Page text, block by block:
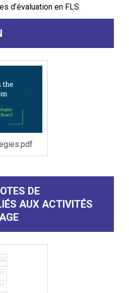
d’évaluation en FLS.
DE
AUX ACTIVITÉS